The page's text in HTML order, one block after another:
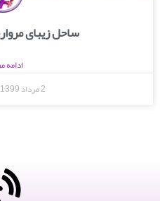
ساحل زیبای
ادامه
2 مرداد 1399